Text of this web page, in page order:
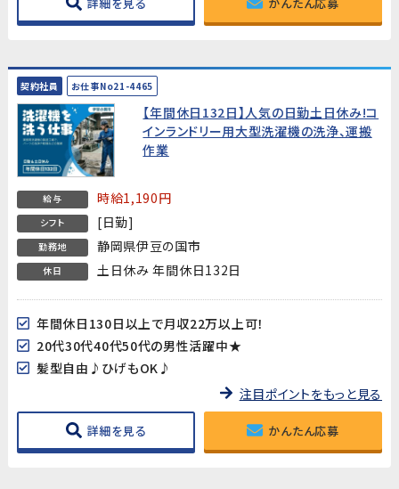
契約社員 お仕事No21-4465
【年間休日132日】人気の日勤土日休み!コ
インランドリー用大型洗濯機の洗浄、運搬
作業
給与 時給1,190円
シフト [日勤]
勤務地 静岡県伊豆の国市
休日 土日休み 年間休日132日
年間休日130日以上で月収22万以上可！
20代30代40代50代の男性活躍中★
髪型自由♪ひげもOK♪
注目ポイントをもっと見る
詳細を見る かんたん応募